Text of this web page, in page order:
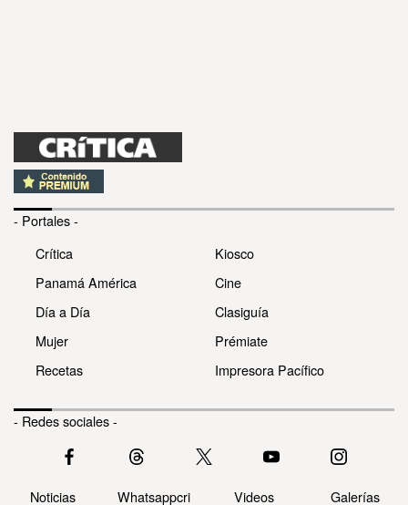
- Portales -
Crítica
Panamá América
Día a Día
Mujer
Recetas
Kiosco
Cine
Clasiguía
Prémiate
Impresora Pacífico
- Redes sociales -
Noticias Whatsappcri Videos Galerías